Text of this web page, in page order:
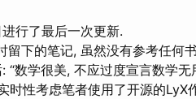
行了最后一次更新.
下的笔记, 虽然没有参考任何
数学很美, 不应过度宣言数学无
性考虑笔者使用了开源的LyX